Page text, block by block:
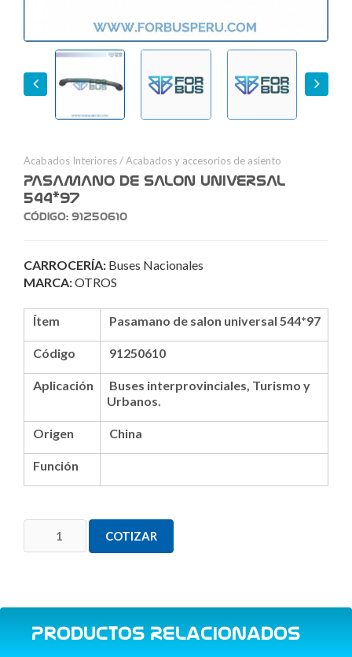
Acabados Interiores/Acabados y accesorios de asiento
PASAMANO DE SALON UNIVERSAL
544*97
Código: 91250610
CARROCERÍA: Buses Nacionales
MARCA:OTROS
Ítem Pasamano de salon universal 544*97
Código 91250610
Aplicación
Buses interprovinciales, Turismo y
Urbanos.
Origen China
Función
COTIZAR
Productos Relacionados